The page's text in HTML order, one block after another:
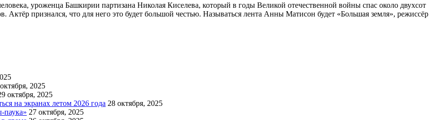
уроженца Башкирии партизана Николая Киселева, который в годы Великой отечественной войны спас около двухсот
Актёр признался, что для него это будет большой честью. Называться лента Анны Матисон будет «Большая земля», режиссёр
2025
октября, 2025
на экранах летом 2026 года 28 октября, 2025
паука» 27 октября, 2025